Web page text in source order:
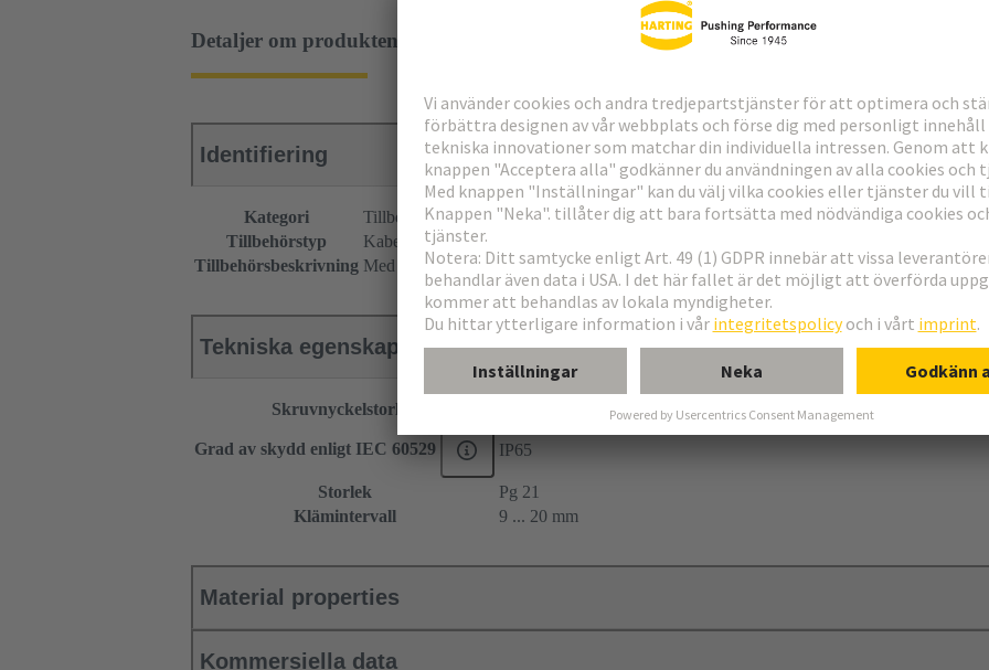
Detaljer om produkten
Identifiering
Kategori
Tillbehör
Tillbehörstyp
Kabelförskruvning
Tillbehörsbeskrivning Med utskuren tätning
Tekniska egenskaper
Skruvnyckelstorlek
Grad av skydd enligt IEC 60529 IP65
Storlek
Pg 21
Klämintervall
9 ... 20 mm
Material properties
Kommersiella data